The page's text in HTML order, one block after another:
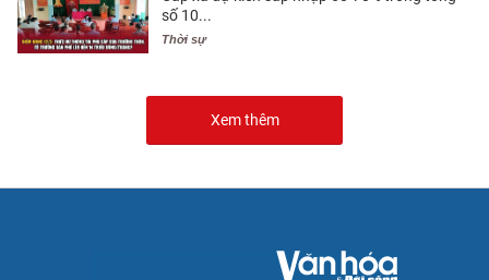
số 10...
Thời sự
Xem thêm